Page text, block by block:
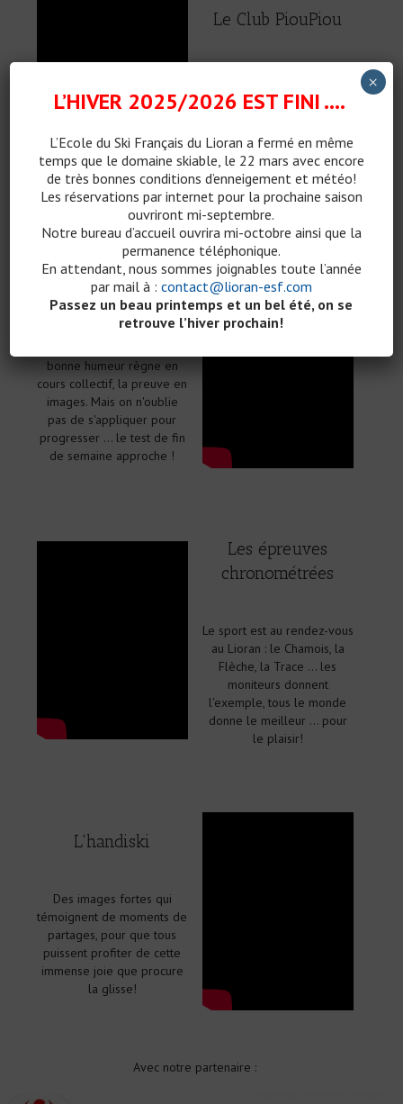
Le Club PiouPiou
pour animer et encadrer le
club PiouPiou, dans un
équipé pour la plus grande
satisfaction des "skieurs en
herbe".
Les cours collectifs
bonne humeur règne en
cours collectif, la preuve en
images. Mais on n'oublie
pas de s'appliquer pour
progresser ... le test de fin
de semaine approche !
Les épreuves
chronométrées
Le sport est au rendez-vous
au Lioran : le Chamois, la
Flèche, la Trace ... les
moniteurs donnent
l'exemple, tous le monde
donne le meilleur ... pour
le plaisir!
L'handiski
Des images fortes qui
témoignent de moments de
partages, pour que tous
puissent profiter de cette
immense joie que procure
la glisse!
Avec notre partenaire :
L’HIVER 2025/2026 EST FINI ….
L’Ecole du Ski Français du Lioran a fermé en même
temps que le domaine skiable, le 22 mars avec encore
de très bonnes conditions d’enneigement et météo!
Les réservations par internet pour la prochaine saison
ouvriront mi-septembre.
Notre bureau d’accueil ouvrira mi-octobre ainsi que la
permanence téléphonique.
En attendant, nous sommes joignables toute l’année
par mail à : contact@lioran-esf.com
Passez un beau printemps et un bel été, on se
retrouve l’hiver prochain!
×